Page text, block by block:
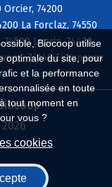
Biocoop utilise
optimale du site, pour
et la performance
en toute
tout moment en
vous ?
cookies
Orcier, 74200
La Forclaz, 74550
Lugrin, 74470
74140 Excenevex